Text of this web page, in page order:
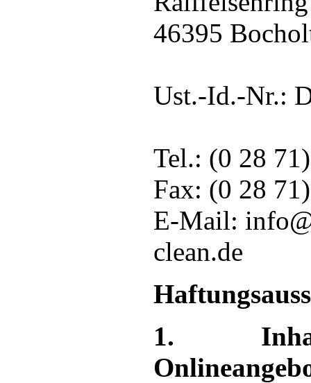
46395
Ust.-Id.-Nr.:
Tel.: (0 28
Fax: (0 28
E-Mail:
clean.de
1.